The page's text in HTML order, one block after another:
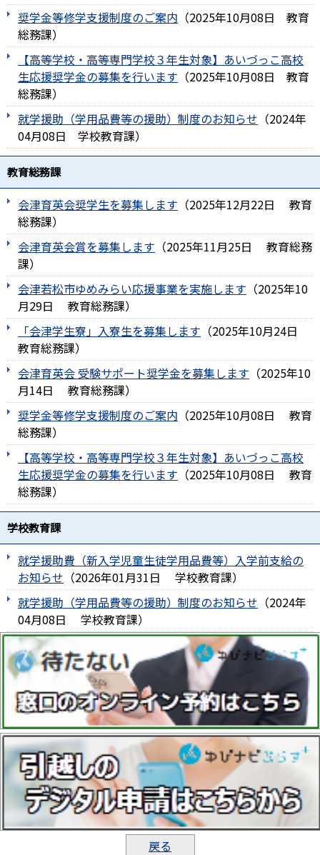
奨学金等修学支援制度のご案内 （2025年10月08日
教育
総務課）
【高等学校・高等専門学校３年生対象】あいづっこ高校
生応援奨学金の募集を行います （2025年10月08日
教育
総務課）
就学援助（学用品費等の援助）制度のお知らせ （2024年
04月08日
学校教育課）
教育総務課
会津育英会奨学生を募集します （2025年12月22日
教育
総務課）
会津育英会賞を募集します （2025年11月25日
教育総務
課）
会津若松市ゆめみらい応援事業を実施します （2025年10
月29日
教育総務課）
「会津学生寮」入寮生を募集します （2025年10月24日
教育総務課）
会津育英会 受験サポート奨学金を募集します （2025年10
月14日
教育総務課）
奨学金等修学支援制度のご案内 （2025年10月08日
教育
総務課）
【高等学校・高等専門学校３年生対象】あいづっこ高校
生応援奨学金の募集を行います （2025年10月08日
教育
総務課）
学校教育課
就学援助費（新入学児童生徒学用品費等）入学前支給の
お知らせ （2026年01月31日 学校教育課）
就学援助（学用品費等の援助）制度のお知らせ （2024年
04月08日
学校教育課）
戻る